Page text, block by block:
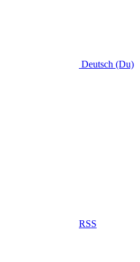
Deutsch (Du)
RSS